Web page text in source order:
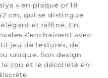
» en plaqué or 18
cm, qui se distingue
et raffiné. En
s’enchaînent avec
jeu de textures, de
unique. Son design
cou et le décolleté en